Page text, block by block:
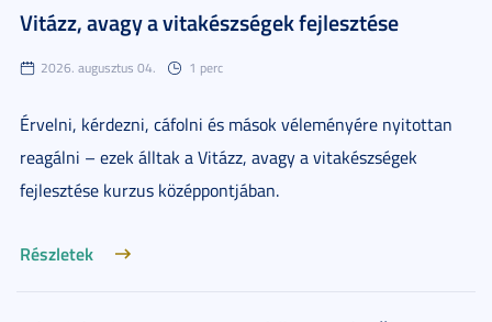
Vitázz, avagy a vitakészségek fejlesztése
2026. augusztus 04. 1 perc
Érvelni, kérdezni, cáfolni és mások véleményére nyitottan
reagálni – ezek álltak a Vitázz, avagy a vitakészségek
fejlesztése kurzus középpontjában.
Részletek